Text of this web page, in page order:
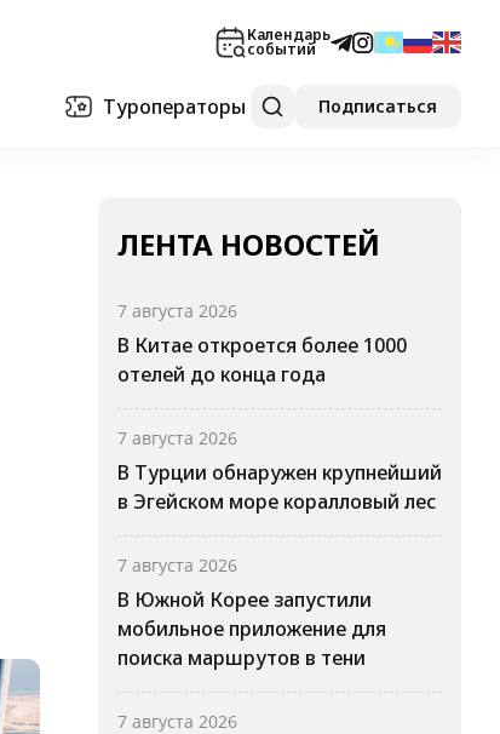
Календарь
событий
Туроператоры Подписаться
ЛЕНТА НОВОСТЕЙ
7 августа 2026
В Китае откроется более 1000
отелей до конца года
7 августа 2026
В Турции обнаружен крупнейший
в Эгейском море коралловый лес
7 августа 2026
В Южной Корее запустили
мобильное приложение для
поиска маршрутов в тени
7 августа 2026